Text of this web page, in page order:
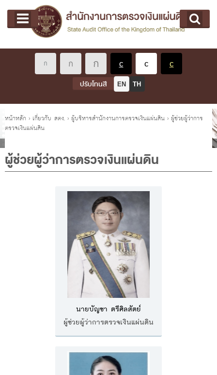
Main menu
หน้าแรก
เกี่ยวกับ คตง.
นโยบายการตรวจเงินแผ่นดิน
หลักเกณฑ์มาตรฐานเกี่ยวกับการตรวจเงินแผ่นดิน
ผู้ว่าการตรวจเงินแผ่นดิน
การบริหารและพัฒนาทรัพยากรบุคคล
ประวัติสำนักงานการตรวจเงินแผ่นดิน
แผนปฏิบัติราชการ ระยะ 5 ปี (พ.ศ. 2566 - 2570)
พระราชดำรัส รัชกาลที่ 9
ผู้บริหารสำนักงานการตรวจเงินแผ่นดิน
รองผู้ว่าการตรวจเงินแผ่นดิน
ผู้ตรวจเงินแผ่นดิน (สตภ.1-15)
ที่ปรึกษาการตรวจเงินแผ่นดิน
ผู้ช่วยผู้ว่าการตรวจเงินแผ่นดิน
รองผู้ตรวจเงินแผ่นดิน (สตภ.1-15)
ที่ปรึกษาประจำสำนักงาน
ผู้บริหารเทคโนโลยีสารสนเทศระดับสูง (CIO)
ปรับโทนสี EN TH
คุณอยู่ที่
หน้าหลัก › เกี่ยวกับ สตง. › ผู้บริหารสำนักงานการตรวจเงินแผ่นดิน › ผู้ช่วยผู้ว่าการ
ตรวจเงินแผ่นดิน
ผู้ช่วยผู้ว่าการตรวจเงินแผ่นดิน
นายบัญชา ตรีศิลสัตย์
ผู้ช่วยผู้ว่าการตรวจเงินแผ่นดิน